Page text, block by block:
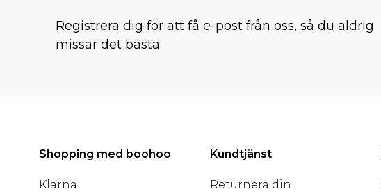
Registrera dig för att få e-post från oss, så du aldrig
missar det bästa.
Shopping med boohoo
Klarna
Kundtjänst
Returnera din